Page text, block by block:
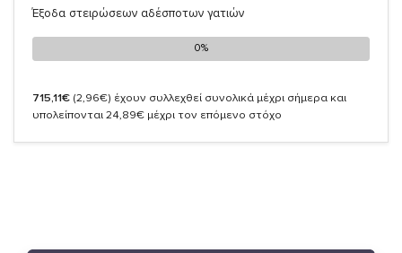
Έξοδα στειρώσεων αδέσποτων γατιών
0%
0%
715,11€ (2,96€) έχουν συλλεχθεί συνολικά μέχρι σήμερα και
υπολείπονται 24,89€ μέχρι τον επόμενο στόχο